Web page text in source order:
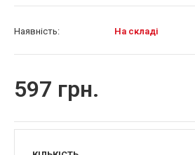
Наявність: На складі
597 грн.